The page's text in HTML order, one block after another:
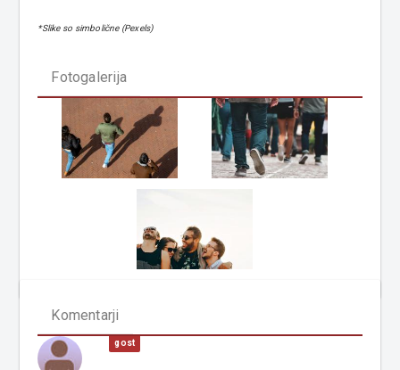
*Slike so simbolične (Pexels)
Fotogalerija
Komentarji
gost